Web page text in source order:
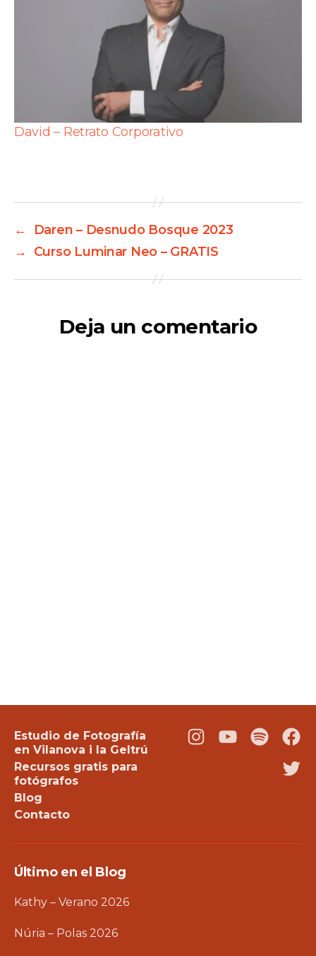
David – Retrato Corporativo
←
Daren – Desnudo Bosque 2023
→
Curso Luminar Neo – GRATIS
Deja un comentario
Estudio de Fotografía
en Vilanova i la Geltrú
Recursos gratis para
fotógrafos
Blog
Contacto
Instagram
YoutubePodcast
Último en el Blog
Kathy – Verano 2026
Núria – Polas 2026